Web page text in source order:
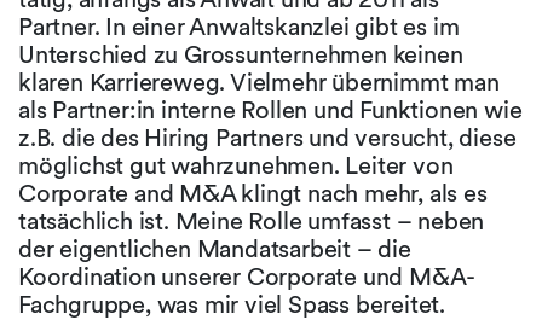
Partner. In einer Anwaltskanzlei gibt es im
Unterschied zu Grossunternehmen keinen
klaren Karriereweg. Vielmehr übernimmt man
als Partner:in interne Rollen und Funktionen wie
z.B. die des Hiring Partners und versucht, diese
möglichst gut wahrzunehmen. Leiter von
Corporate and M&A klingt nach mehr, als es
tatsächlich ist. Meine Rolle umfasst – neben
der eigentlichen Mandatsarbeit – die
Koordination unserer Corporate und M&A-
Fachgruppe, was mir viel Spass bereitet.